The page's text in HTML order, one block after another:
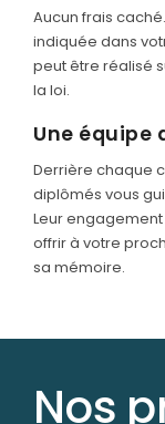
Aucun frais
indiquée dans
peut être réalisé
la loi.
Une équipe
Derrière chaque
diplômés vous
Leur
offrir à votre
sa mémoire.
Nos